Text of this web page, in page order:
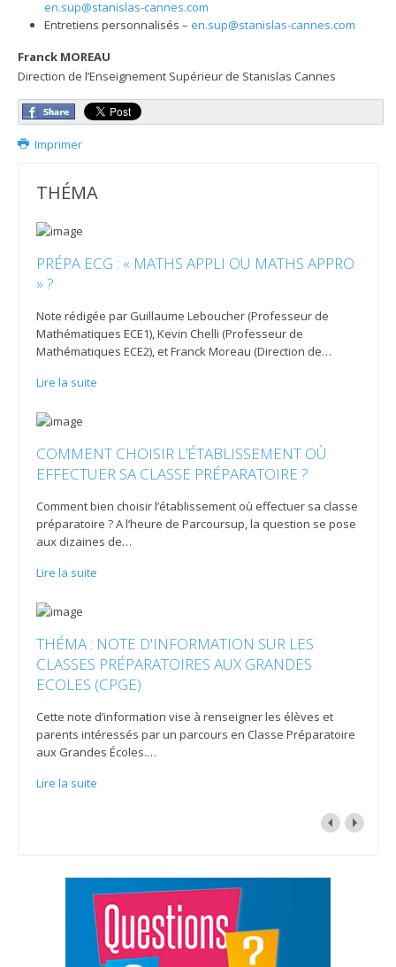
en.sup@stanislas-cannes.com
Entretiens personnalisés – en.sup@stanislas-cannes.com
Franck MOREAU
Direction de l’Enseignement Supérieur de Stanislas Cannes
Imprimer
THÉMA
PRÉPA ECG : « MATHS APPLI OU MATHS APPRO
» ?
Note rédigée par Guillaume Leboucher (Professeur de
Mathématiques ECE1), Kevin Chelli (Professeur de
Mathématiques ECE2), et Franck Moreau (Direction de…
Lire la suite
COMMENT CHOISIR L’ÉTABLISSEMENT OÙ
EFFECTUER SA CLASSE PRÉPARATOIRE ?
Comment bien choisir l’établissement où effectuer sa classe
préparatoire ? A l’heure de Parcoursup, la question se pose
aux dizaines de…
Lire la suite
THÉMA : NOTE D'INFORMATION SUR LES
CLASSES PRÉPARATOIRES AUX GRANDES
ECOLES (CPGE)
Cette note d’information vise à renseigner les élèves et
parents intéressés par un parcours en Classe Préparatoire
aux Grandes Écoles.…
Lire la suite